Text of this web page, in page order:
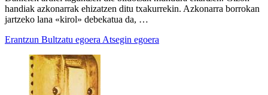
handiak azkonarrak ehizatzen ditu txakurrekin. Azkonarra borrokan
jartzeko lana «kirol» debekatua da, …
Erantzun Bultzatu egoera Atsegin egoera